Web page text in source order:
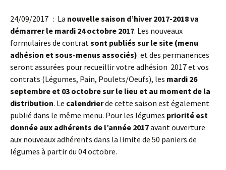
24/09/2017 : La nouvelle saison d’hiver 2017-2018 va
démarrer le mardi 24 octobre 2017. Les nouveaux
formulaires de contratsont publiés sur le site (menu
adhésion et sous-menus associés) et des permanences
seront assurées pour recueillir votre adhésion 2017 et vos
contrats (Légumes, Pain, Poulets/Oeufs), les mardi 26
septembre et 03 octobre sur le lieu et au moment de la
distribution. Le calendrierde cette saison est également
publié dans le même menu. Pour les légumes priorité est
donnée aux adhérents de l’année 2017avant ouverture
aux nouveaux adhérents dans la limite de 50 paniers de
légumes à partir du 04 octobre.